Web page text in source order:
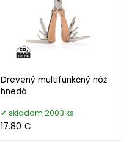
Drevený multifunkčný nôž
hnedá
skladom 2003 ks
17.80 €